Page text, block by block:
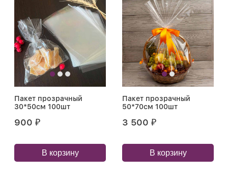
Пакет прозрачный
30*50см 100шт
900 ₽
В корзину
Пакет прозрачный
50*70см 100шт
3 500 ₽
В корзину